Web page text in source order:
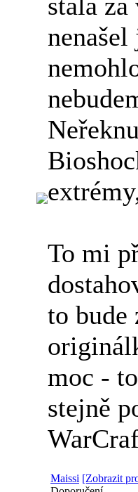
To mi
to bude
moc -
stejně
Maissi [Zobrazit